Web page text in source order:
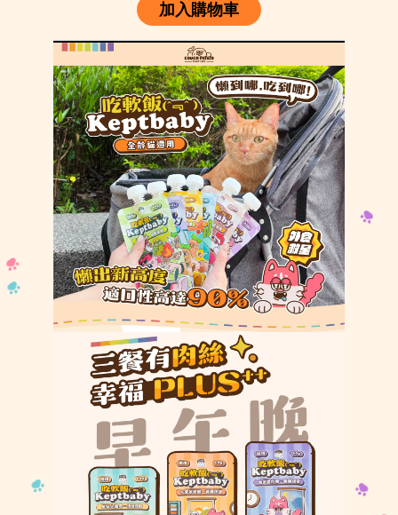
加入購物車